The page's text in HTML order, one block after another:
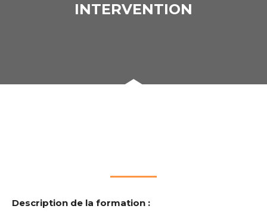
INTERVENTION
Description de la formation :